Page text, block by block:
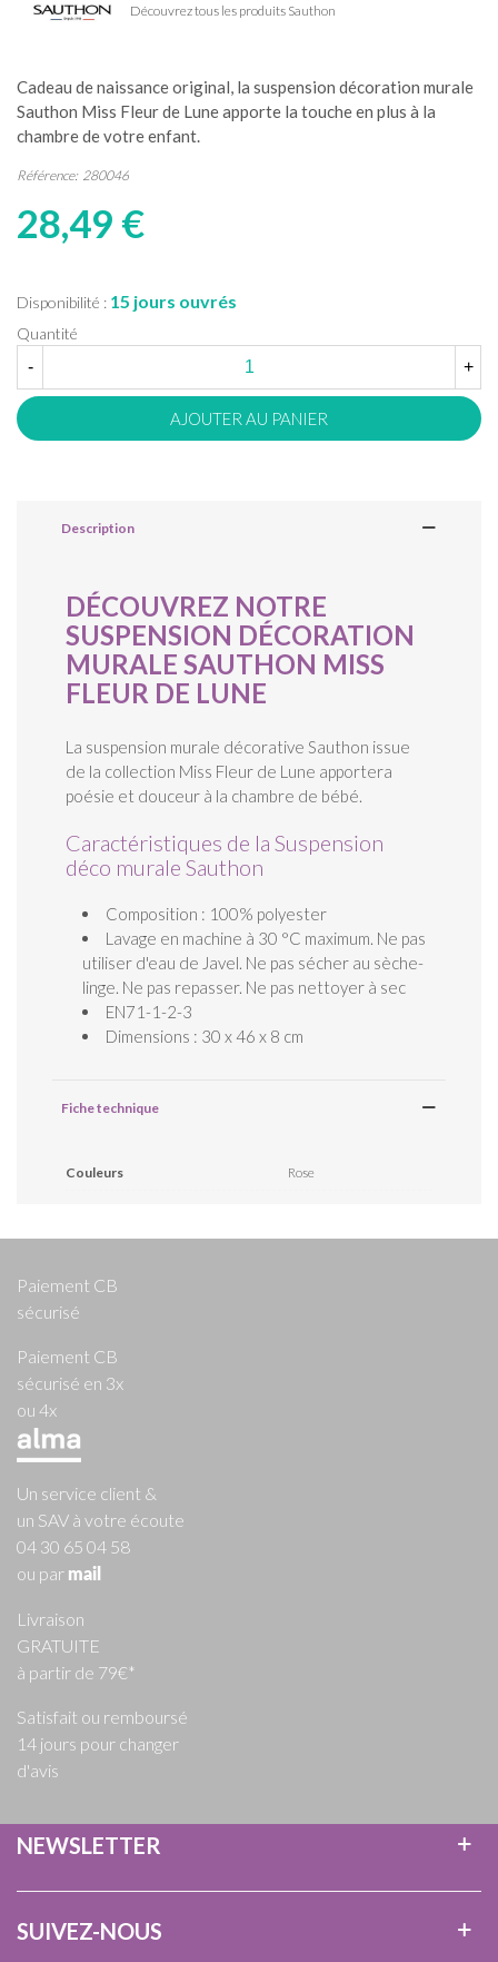
Découvrez tous les produits Sauthon
Cadeau de naissance original, la suspension décoration murale
Sauthon Miss Fleur de Lune apporte la touche en plus à la
chambre de votre enfant.
Référence: 280046
28,49 €
Disponibilité : 15 jours ouvrés
Quantité
-
+
AJOUTER AU PANIER
Description
DÉCOUVREZ NOTRE
SUSPENSION DÉCORATION
MURALE SAUTHON MISS
FLEUR DE LUNE
La suspension murale décorative Sauthon issue
de la collection Miss Fleur de Lune apportera
poésie et douceur à la chambre de bébé.
Caractéristiques de la Suspension
déco murale Sauthon
Composition : 100% polyester
Lavage en machine à 30 °C maximum. Ne pas
utiliser d'eau de Javel. Ne pas sécher au sèche-
linge. Ne pas repasser. Ne pas nettoyer à sec
EN71-1-2-3
Dimensions : 30 x 46 x 8 cm
Fiche technique
Couleurs Rose
Paiement CB
sécurisé
Paiement CB
sécurisé en 3x
ou 4x
Un service client &
un SAV à votre écoute
04 30 65 04 58
ou par mail
Livraison
GRATUITE
à partir de 79€*
Satisfait ou remboursé
14 jours pour changer
d'avis
NEWSLETTER
SUIVEZ-NOUS